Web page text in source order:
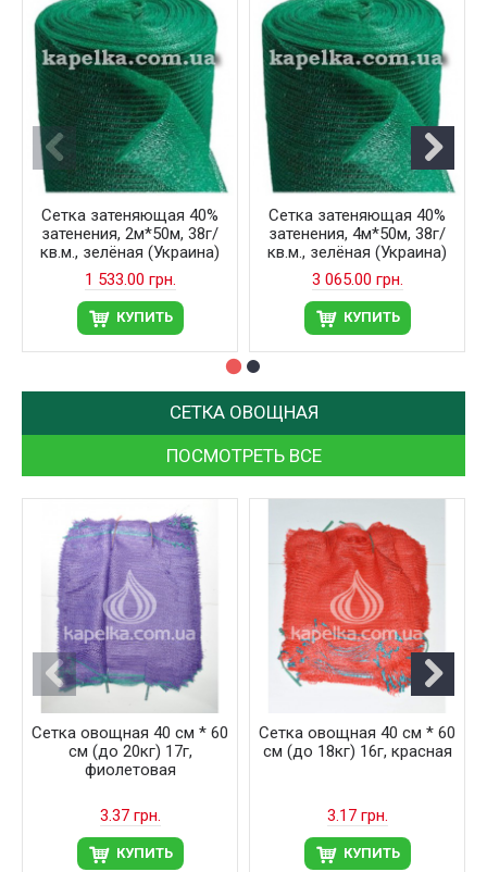
Сетка затеняющая 40%
затенения, 2м*50м, 38г/
кв.м., зелёная (Украина)
1 533.00 грн.
КУПИТЬ
Сетка затеняющая 40%
затенения, 4м*50м, 38г/
кв.м., зелёная (Украина)
3 065.00 грн.
КУПИТЬ
СЕТКА ОВОЩНАЯ
ПОСМОТРЕТЬ ВСЕ
Сетка овощная 40 см * 60
см (до 20кг) 17г,
фиолетовая
3.37 грн.
КУПИТЬ
Сетка овощная 40 см * 60
см (до 18кг) 16г, красная
3.17 грн.
КУПИТЬ